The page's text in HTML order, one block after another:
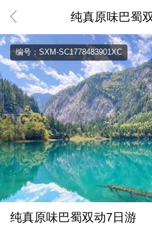
纯真原味巴蜀
编号：SXM-SC1778483901XC
纯真原味巴蜀双动7日游